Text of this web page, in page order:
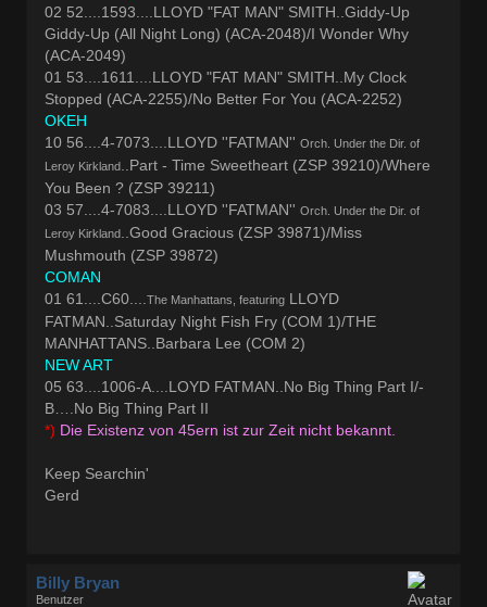
02 52....1593....LLOYD "FAT MAN" SMITH..Giddy-Up
Giddy-Up (All Night Long) (ACA-2048)/I Wonder Why
(ACA-2049)
01 53....1611....LLOYD "FAT MAN" SMITH..My Clock
Stopped (ACA-2255)/No Better For You (ACA-2252)
OKEH
10 56....4-7073....LLOYD ''FATMAN'' Orch. Under the Dir. of
Leroy Kirkland
..Part - Time Sweetheart (ZSP 39210)/Where
You Been ? (ZSP 39211)
03 57....4-7083....LLOYD ''FATMAN'' Orch. Under the Dir. of
Leroy Kirkland
..Good Gracious (ZSP 39871)/Miss
Mushmouth (ZSP 39872)
COMAN
01 61....C60....
The Manhattans, featuring LLOYD
FATMAN..Saturday Night Fish Fry (COM 1)/THE
MANHATTANS..Barbara Lee (COM 2)
NEW ART
05 63....1006-A....LOYD FATMAN..No Big Thing Part I/-
B….No Big Thing Part II
*) Die Existenz von 45ern ist zur Zeit nicht bekannt.
Keep Searchin'
Gerd
Billy Bryan
Benutzer